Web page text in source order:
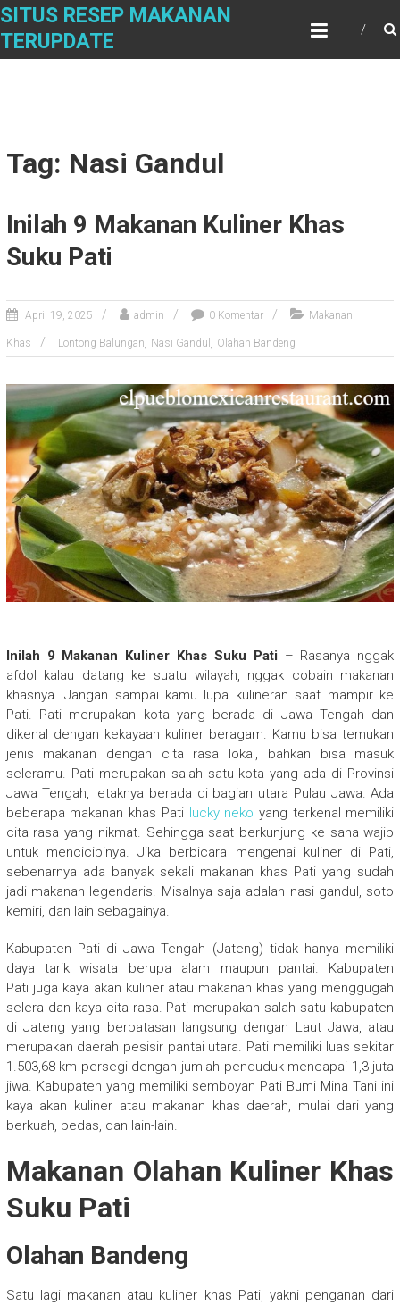
Skip
content
SITUS RESEP MAKANAN
TERUPDATE
Tag: Nasi Gandul
Inilah 9 Makanan Kuliner Khas
Suku Pati
April 19, 2025 admin 0 Komentar Makanan
Khas Lontong Balungan, Nasi Gandul , Olahan Bandeng
Inilah 9 Makanan Kuliner Khas Suku Pati – Rasanya nggak
afdol kalau datang ke suatu wilayah, nggak cobain makanan
khasnya. Jangan sampai kamu lupa kulineran saat mampir ke
Pati. Pati merupakan kota yang berada di Jawa Tengah dan
dikenal dengan kekayaan kuliner beragam. Kamu bisa temukan
jenis makanan dengan cita rasa lokal, bahkan bisa masuk
seleramu. Pati merupakan salah satu kota yang ada di Provinsi
Jawa Tengah, letaknya berada di bagian utara Pulau Jawa. Ada
beberapa makanan khas Pati lucky neko yang terkenal memiliki
cita rasa yang nikmat. Sehingga saat berkunjung ke sana wajib
untuk mencicipinya. Jika berbicara mengenai kuliner di Pati,
sebenarnya ada banyak sekali makanan khas Pati yang sudah
jadi makanan legendaris. Misalnya saja adalah nasi gandul, soto
kemiri, dan lain sebagainya.
Kabupaten Pati di Jawa Tengah (Jateng) tidak hanya memiliki
daya tarik wisata berupa alam maupun pantai. Kabupaten
Pati juga kaya akan kuliner atau makanan khas yang menggugah
selera dan kaya cita rasa. Pati merupakan salah satu kabupaten
di Jateng yang berbatasan langsung dengan Laut Jawa, atau
merupakan daerah pesisir pantai utara. Pati memiliki luas sekitar
1.503,68 km persegi dengan jumlah penduduk mencapai 1,3 juta
jiwa. Kabupaten yang memiliki semboyan Pati Bumi Mina Tani ini
kaya akan kuliner atau makanan khas daerah, mulai dari yang
berkuah, pedas, dan lain-lain.
Makanan Olahan Kuliner Khas
Suku Pati
Olahan Bandeng
Satu lagi makanan atau kuliner khas Pati, yakni penganan dari